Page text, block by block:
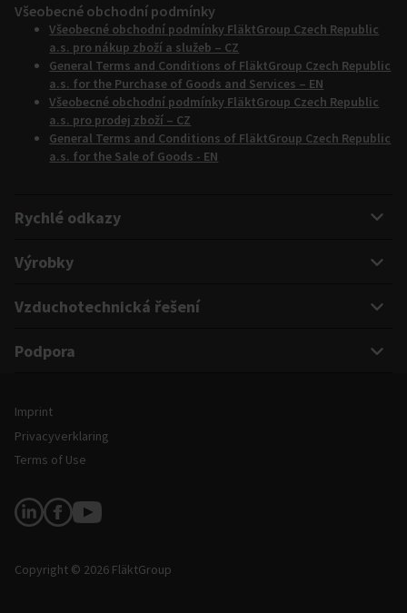
Všeobecné obchodní podmínky
Všeobecné obchodní podmínky FläktGroup Czech Republic
a.s. pro nákup zboží a služeb – CZ
General Terms and Conditions of FläktGroup Czech Republic
a.s. for the Purchase of Goods and Services – EN
Všeobecné obchodní podmínky FläktGroup Czech Republic
a.s. pro prodej zboží – CZ
General Terms and Conditions of FläktGroup Czech Republic
a.s. for the Sale of Goods - EN
Rychlé odkazy
Výrobky
Vzduchotechnická řešení
Podpora
Právní informace a podmínky
Imprint
Privacyverklaring
Terms of Use
Sledujte nás
Copyright © 2026 FläktGroup